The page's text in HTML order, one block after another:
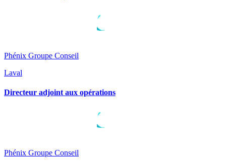
Phénix Groupe Conseil
Laval
Directeur adjoint aux opérations
Phénix Groupe Conseil